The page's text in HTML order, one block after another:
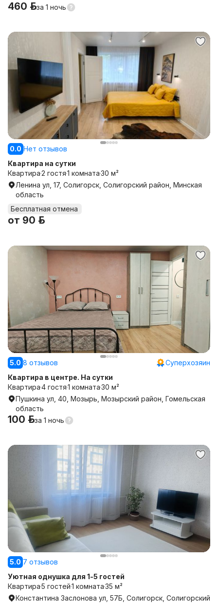
460 р.за 1 ночь
0.0 Нет отзывов
Квартира на сутки
Квартира2 гостя1 комната30 м²
Ленина ул, 17, Солигорск, Солигорский район, Минская
область
Бесплатная отмена
от 90 р.
5.0 8 отзывов
Суперхозяин
Квартира в центре. На сутки
Квартира4 гостя1 комната30 м²
Пушкина ул, 40, Мозырь, Мозырский район, Гомельская
область
100 р.за 1 ночь
5.0 7 отзывов
Уютная однушка для 1-5 гостей
Квартира5 гостей1 комната35 м²
Константина Заслонова ул, 57Б, Солигорск, Солигорский